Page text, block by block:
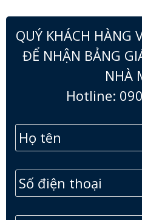
QUÝ KHÁCH HÀNG
ĐỂ NHẬN BẢNG
NHÀ
Hotline: